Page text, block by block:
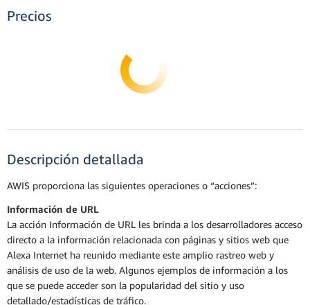
Precios
Descripción detallada
AWIS proporciona las siguientes operaciones o “acciones”:
Información de URL
La acción Información de URL les brinda a los desarrolladores acceso
directo a la información relacionada con páginas y sitios web que
Alexa Internet ha reunido mediante este amplio rastreo web y
análisis de uso de la web. Algunos ejemplos de información a los
que se puede acceder son la popularidad del sitio y uso
detallado/estadísticas de tráfico.